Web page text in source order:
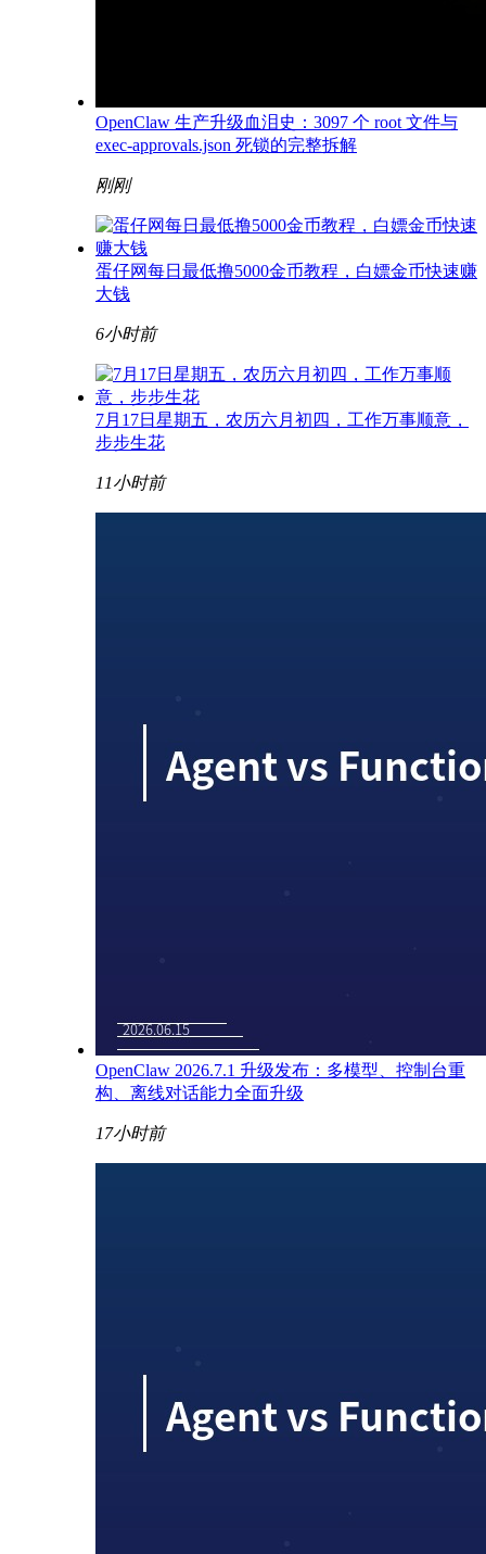
OpenClaw 生产升级血泪史：3097 个 root 文件与
exec-approvals.json 死锁的完整拆解
刚刚
蛋仔网每日最低撸5000金币教程，白嫖金币快速赚
大钱
6小时前
7月17日星期五，农历六月初四，工作万事顺意，
步步生花
11小时前
OpenClaw 2026.7.1 升级发布：多模型、控制台重
构、离线对话能力全面升级
17小时前